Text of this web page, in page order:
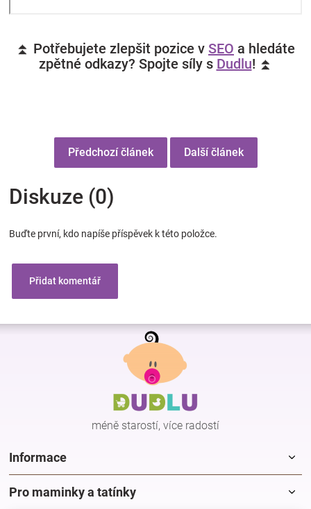
⏫ Potřebujete zlepšit pozice v SEO a hledáte
zpětné odkazy? Spojte síly s Dudlu! ⏫
Předchozí článek Další článek
Diskuze (0)
Buďte první, kdo napíše příspěvek k této položce.
Přidat komentář
Z
méně starostí, více radostí
Informace
Pro maminky a tatínky